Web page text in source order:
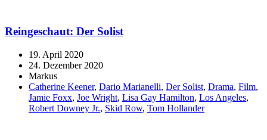
Reingeschaut: Der Solist
19. April 2020
24. Dezember 2020
Markus
Catherine Keener, Dario Marianelli, Der Solist, Drama, Film,
Jamie Foxx, Joe Wright, Lisa Gay Hamilton, Los Angeles,
Robert Downey Jr., Skid Row, Tom Hollander